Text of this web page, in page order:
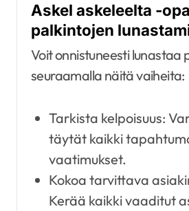
Askel askeleelta -
palkintojen
Voit onnistuneesti lunastaa
seuraamalla näitä vaiheita:
Tarkista kelpoisuus:
täytät kaikki
vaatimukset.
Kokoa tarvittava
Kerää kaikki vaaditut